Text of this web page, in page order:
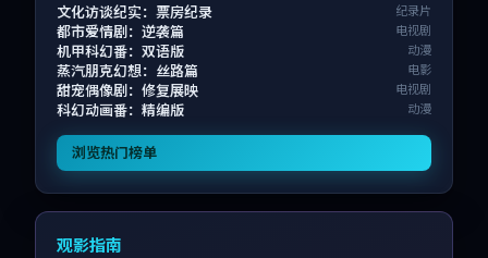
文化访谈纪实：票房纪录
纪录片
都市爱情剧：逆袭篇 电视剧
机甲科幻番：双语版 动漫
蒸汽朋克幻想：丝路篇 电影
甜宠偶像剧：修复展映 电视剧
科幻动画番：精编版 动漫
浏览热门榜单
观影指南